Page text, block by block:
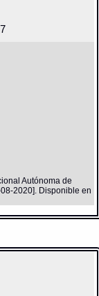
Autónoma de
2020]. Disponible en